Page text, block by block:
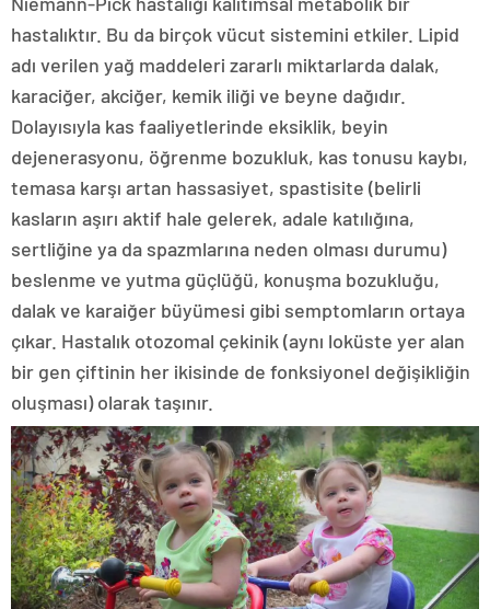
hastalıktır. Bu da birçok vücut sistemini etkiler. Lipid
adı verilen yağ maddeleri zararlı miktarlarda dalak,
karaciğer, akciğer, kemik iliği ve beyne dağıdır.
Dolayısıyla kas faaliyetlerinde eksiklik, beyin
dejenerasyonu, öğrenme bozukluk, kas tonusu kaybı,
temasa karşı artan hassasiyet, spastisite (belirli
kasların aşırı aktif hale gelerek, adale katılığına,
sertliğine ya da spazmlarına neden olması durumu)
beslenme ve yutma güçlüğü, konuşma bozukluğu,
dalak ve karaiğer büyümesi gibi semptomların ortaya
çıkar. Hastalık otozomal çekinik (aynı loküste yer alan
bir gen çiftinin her ikisinde de fonksiyonel değişikliğin
oluşması) olarak taşınır.